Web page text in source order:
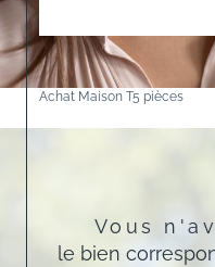
Achat Maison T5 pièces
Vous
le bien